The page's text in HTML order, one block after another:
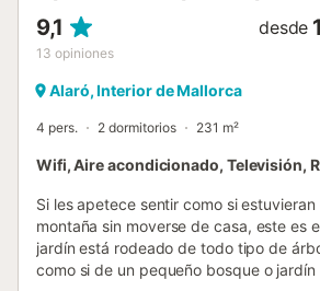
9,1
13 opiniones
desde
Alaró, Interior de Mallorca
4 pers. 2 dormitorios 231 m²
Wifi, Aire acondicionado, Televisión,
Si les apetece sentir como si estuvieran
montaña sin moverse de casa, este es
jardín está rodeado de todo tipo de
como si de un pequeño bosque o